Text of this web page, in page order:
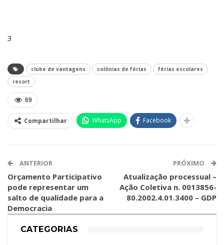
3
clube de vantagens colônias de férias
férias escolares
resort
69
Compartilhar WhatsApp Facebook
ANTERIOR
Orçamento Participativo
pode representar um
salto de qualidade para a
Democracia
PRÓXIMO
Atualização processual –
Ação Coletiva n. 0013856-
80.2002.4.01.3400 – GDP
CATEGORIAS